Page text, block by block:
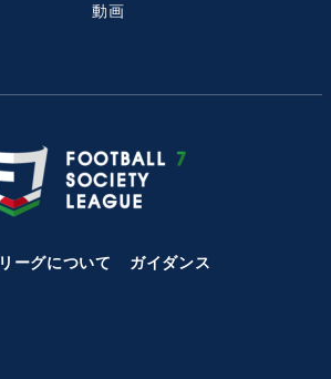
動画
リーグについて
ガイダンス